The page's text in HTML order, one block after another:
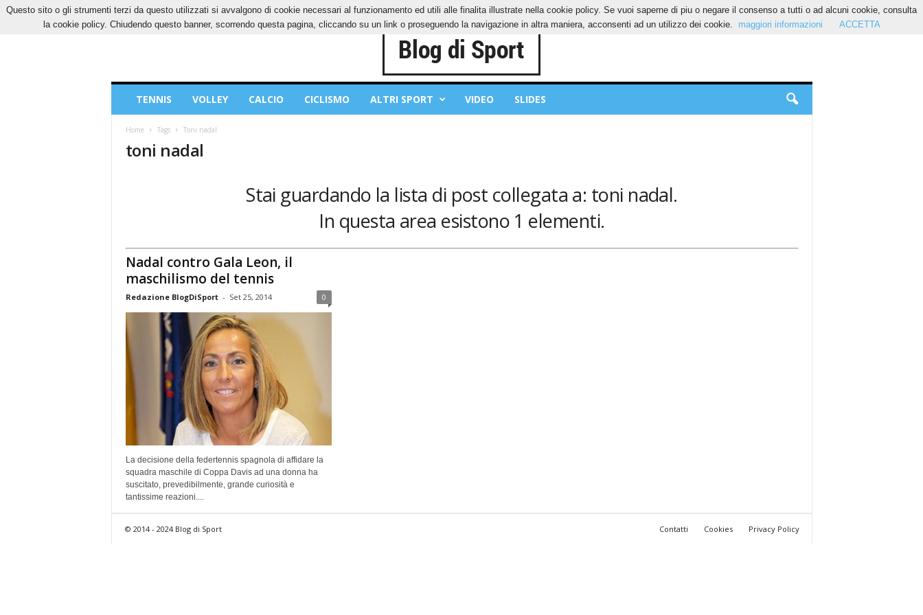
SABATO, 8 AGOSTO 2026 CONTATTI COOKIES PRIVACY POLICY
Sport
TENNIS VOLLEY CALCIO CICLISMO ALTRI SPORT VIDEO SLIDES
Home Tags Toni nadal
toni nadal
Stai guardando la lista di post collegata a: toni nadal.
In questa area esistono 1 elementi.
Nadal contro Gala Leon, il
maschilismo del tennis
Redazione BlogDiSport - Set 25, 2014 0
La decisione della federtennis spagnola di affidare la
squadra maschile di Coppa Davis ad una donna ha
suscitato, prevedibilmente, grande curiosità e
tantissime reazioni....
Contatti Cookies Privacy Policy
© 2014 - 2024 Blog di Sport
Questo sito o gli strumenti terzi da questo utilizzati si avvalgono di cookie necessari al funzionamento ed utili alle finalita illustrate nella cookie policy. Se vuoi saperne di piu o negare il consenso a tutti o ad alcuni cookie, consulta
la cookie policy. Chiudendo questo banner, scorrendo questa pagina, cliccando su un link o proseguendo la navigazione in altra maniera, acconsenti ad un utilizzo dei cookie.
maggiori informazioni ACCETTA